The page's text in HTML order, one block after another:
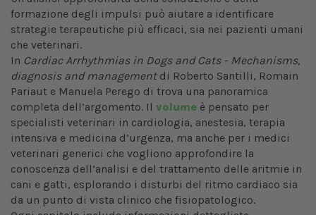
formazione degli impulsi può aiutare a identificare
strategie terapeutiche più efficaci, sia nei pazienti umani
che veterinari.
In Cardiac Arrhythmias in Dogs and Cats - Mechanisms,
diagnosis and managementdi Roberto Santilli, Romain
Pariaut e Manuela Perego di trova una panoramica
completa dell’argomento. Il volume è pensato per
specialisti veterinari in cardiologia, anestesia, terapia
intensiva e medicina d’urgenza, ma anche per i medici
veterinari generici che vogliono approfondire la
conoscenza dell’analisi e del trattamento delle aritmie in
cani e gatti, esplorando i disturbi del ritmo cardiaco sia
da un punto di vista clinico che fisiopatologico.